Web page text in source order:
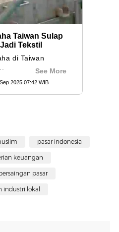
pasar indonesia
keuangan
pasar
industri lokal